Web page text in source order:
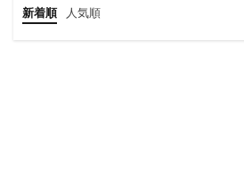
新着順 人気順